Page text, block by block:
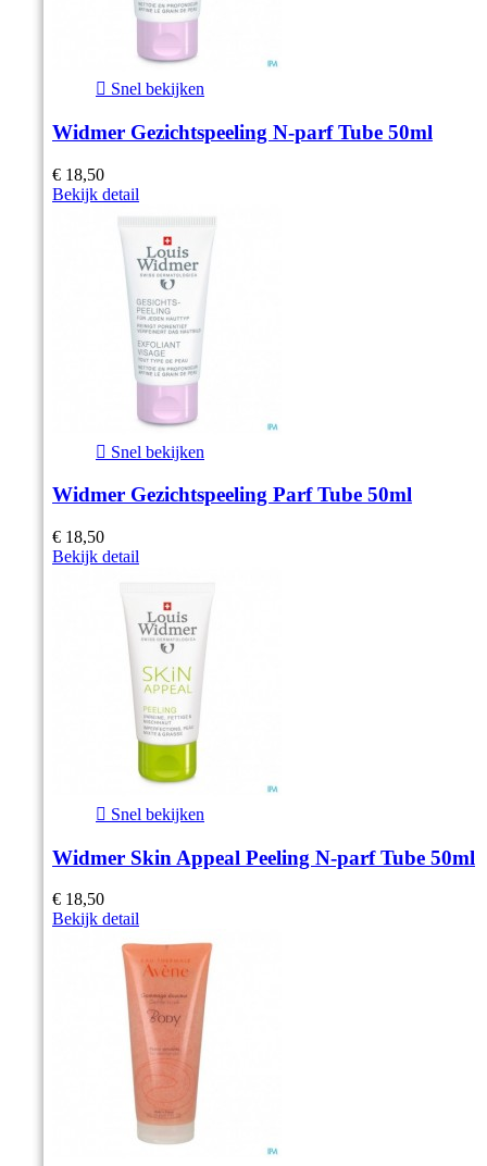
 Snel bekijken
Widmer Gezichtspeeling N-parf Tube 50ml
€ 18,50
Bekijk detail
 Snel bekijken
Widmer Gezichtspeeling Parf Tube 50ml
€ 18,50
Bekijk detail
 Snel bekijken
Widmer Skin Appeal Peeling N-parf Tube 50ml
€ 18,50
Bekijk detail